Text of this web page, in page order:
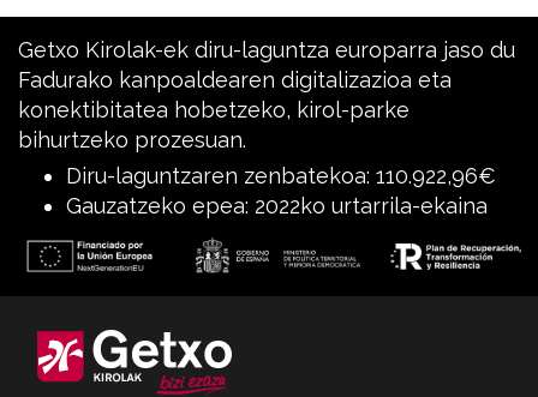
Getxo Kirolak-ek diru-laguntza europarra jaso du
Fadurako kanpoaldearen digitalizazioa eta
konektibitatea hobetzeko, kirol-parke
bihurtzeko prozesuan.
Diru-laguntzaren zenbatekoa: 110.922,96€
Gauzatzeko epea: 2022ko urtarrila-ekaina